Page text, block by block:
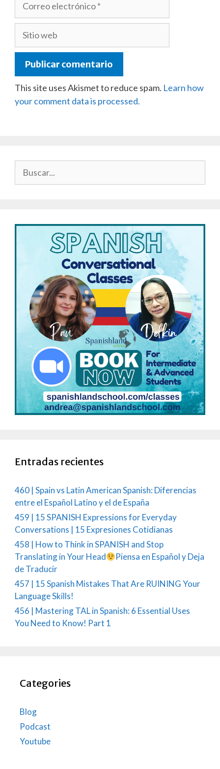
This site uses Akismet to reduce spam. Learn how
your comment data is processed.
Entradas recientes
460 | Spain vs Latin American Spanish: Diferencias
entre el Español Latino y el de España
459 | 15 SPANISH Expressions for Everyday
Conversations | 15 Expresiones Cotidianas
458 | How to Think in SPANISH and Stop
Translating in Your Head
Piensa en Español y Deja
de Traducir
457 | 15 Spanish Mistakes That Are RUINING Your
Language Skills!
456 | Mastering TAL in Spanish: 6 Essential Uses
You Need to Know! Part 1
Categories
Blog
Podcast
Youtube